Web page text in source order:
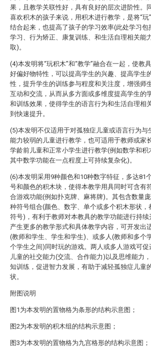
果，且教学关联性好，具有良好的层次进阶性。
喜欢积木的孩子来说，用积木进行教学，是将“玩
结合起来，也提高了孩子的学习效率(此处学习包
学习、行为矫正、康复训练、和生活自理相关能
取)。
(4)本发明将“玩积木”和“教学”融合在一起，使教
好偏好物特性，可以提高学生的兴趣、提高学生
性，提升学生的训练参与程度和关注度，增强师
互动和交流，从而从多方面或多维度提高学生的
和训练效果，使得学生的语言行为和生活自理相
到快速提升。
(5)本发明不仅适用于对孤独症儿童或语言行为与
能力较弱的儿童进行教学，也可适用于教师或家
学龄前儿童和正常小学生进行教学(例如数学和积
其中数学功能在一点程度上可持续复杂化)。
(6)本发明采用9种颜色和10种数字特征，多达81
号和颜色的积木块，使得本教学用具同时可含有
合游戏功能(例如扑克牌、麻将牌)。其包含数量
种符号组合(颜色、数字、单个或多个积木形状，
符号)，有利于教师对本教具的教学功能进行持续
产生更多的教学形式和具体教学内容，可开发出
(教师和学生、学生和学生)、或多人(教师和多个
个学生之间)同时玩的游戏。两人或多人游戏可促
儿童的社交能力(交流、合作能力)以及思维能力
知训练，促进智力发展，有助于减轻孤独症儿童
状。
附图说明
图1为本发明的置物格为条形的结构示意图；
图2为本发明的积木组的结构示意图；
图3为本发明的置物格为九宫格形的结构示意图；